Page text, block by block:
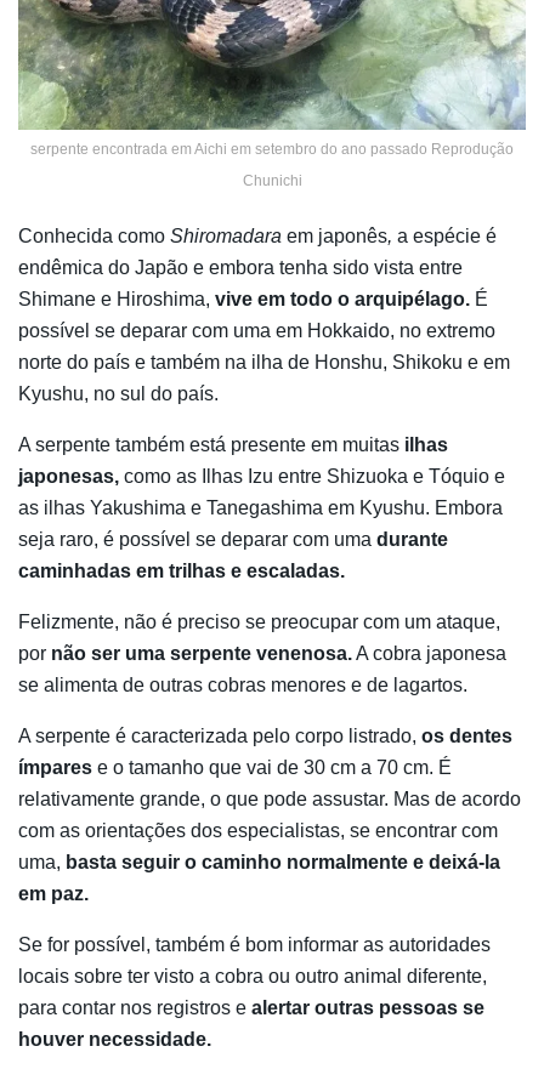
serpente encontrada em Aichi em setembro do ano passado Reprodução
Chunichi
Conhecida como Shiromadara em japonês, a espécie é
endêmica do Japão e embora tenha sido vista entre
Shimane e Hiroshima, vive em todo o arquipélago. É
possível se deparar com uma em Hokkaido, no extremo
norte do país e também na ilha de Honshu, Shikoku e em
Kyushu, no sul do país.
A serpente também está presente em muitas ilhas
japonesas, como as Ilhas Izu entre Shizuoka e Tóquio e
as ilhas Yakushima e Tanegashima em Kyushu. Embora
seja raro, é possível se deparar com uma durante
caminhadas em trilhas e escaladas.
Felizmente, não é preciso se preocupar com um ataque,
por não ser uma serpente venenosa.A cobra japonesa
se alimenta de outras cobras menores e de lagartos.
A serpente é caracterizada pelo corpo listrado, os dentes
ímpares e o tamanho que vai de 30 cm a 70 cm. É
relativamente grande, o que pode assustar. Mas de acordo
com as orientações dos especialistas, se encontrar com
uma, basta seguir o caminho normalmente e deixá-la
em paz.
Se for possível, também é bom informar as autoridades
locais sobre ter visto a cobra ou outro animal diferente,
para contar nos registros e alertar outras pessoas se
houver necessidade.